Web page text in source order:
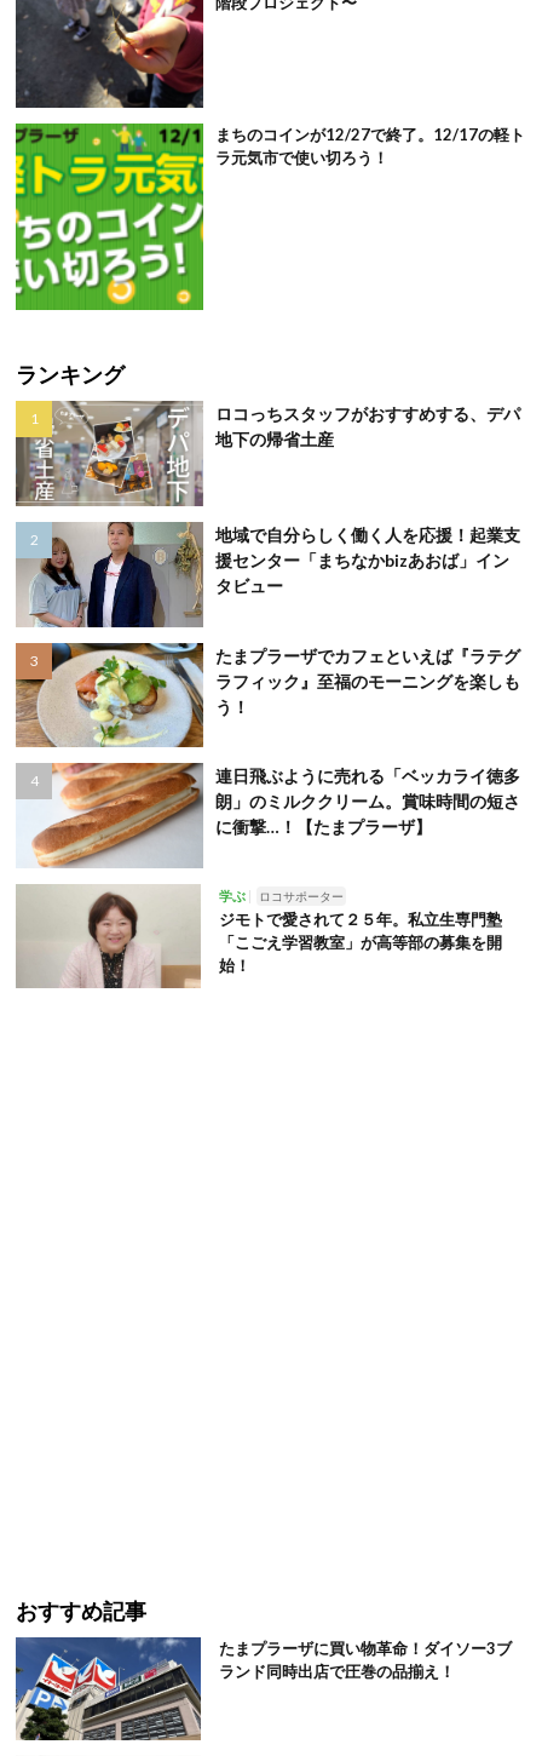
まちのコインが12/27で終了。12/17の軽ト
ラ元気市で使い切ろう！
ランキング
ロコっちスタッフがおすすめする、デパ
地下の帰省土産
地域で自分らしく働く人を応援！起業支
援センター「まちなかbizあおば」イン
タビュー
たまプラーザでカフェといえば『ラテグ
ラフィック』至福のモーニングを楽しも
う！
連日飛ぶように売れる「ベッカライ徳多
朗」のミルククリーム。賞味時間の短さ
に衝撃…！【たまプラーザ】
学ぶ ロコサポーター
ジモトで愛されて２５年。私立生専門塾
「こごえ学習教室」が高等部の募集を開
始！
おすすめ記事
たまプラーザに買い物革命！ダイソー3ブ
ランド同時出店で圧巻の品揃え！